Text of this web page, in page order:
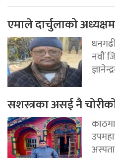
एमाले दार्चुलाको
नवौं
सशस्त्रका असई नै